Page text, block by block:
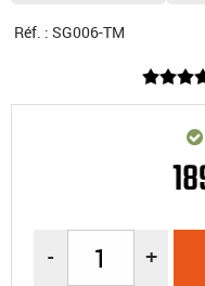
Réf. : SG006-TM
- +